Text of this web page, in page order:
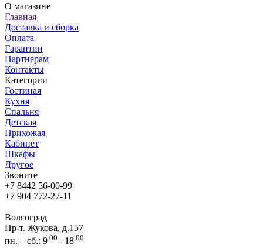
О магазине
Главная
Доставка и сборка
Оплата
Гарантии
Партнерам
Контакты
Категории
Гостиная
Кухня
Спальня
Детская
Прихожая
Кабинет
Шкафы
Другое
Звоните
+7 8442 56-00-99
+7 904 772-27-11
Волгоград
Пр-т. Жукова, д.157
пн. – сб.: 9 00 - 18 00